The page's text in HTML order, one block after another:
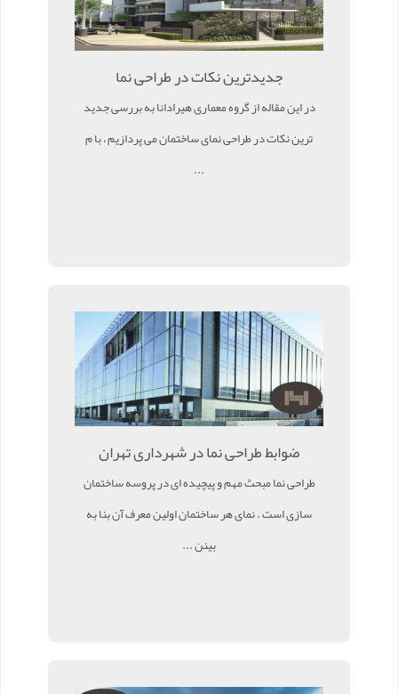
جدیدترین نکات در طراحی نما
در این مقاله از گروه معماری هیرادانا به بررسی جدید
ترین نکات در طراحی نمای ساختمان می پردازیم ، با م
...
ضوابط طراحی نما در شهرداری تهران
طراحی نما مبحث مهم و پیچیده ای در پروسه ساختمان
سازی است . نمای هر ساختمان اولین معرف آن بنا به
بینن ...